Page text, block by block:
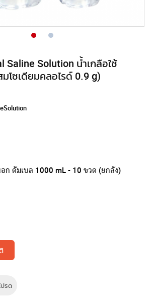
Saline Solution น้ำเกลือใช้
โซเดียมคลอไรด์ 0.9 g)
ก ดัมเบล 1000 mL - 10 ขวด (ยกลัง)
ปรด